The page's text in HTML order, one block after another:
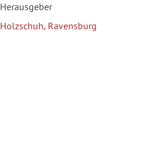
Herausgeber
Holzschuh, Ravensburg